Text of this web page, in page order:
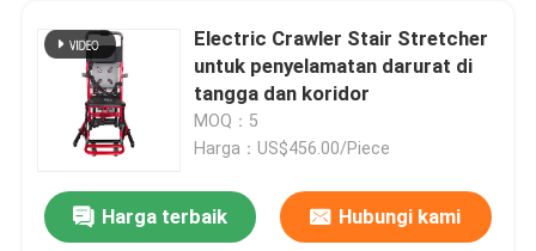
Electric Crawler Stair Stretcher
untuk penyelamatan darurat di
tangga dan koridor
MOQ：5
Harga：US$456.00/Piece
Harga terbaik Hubungi kami